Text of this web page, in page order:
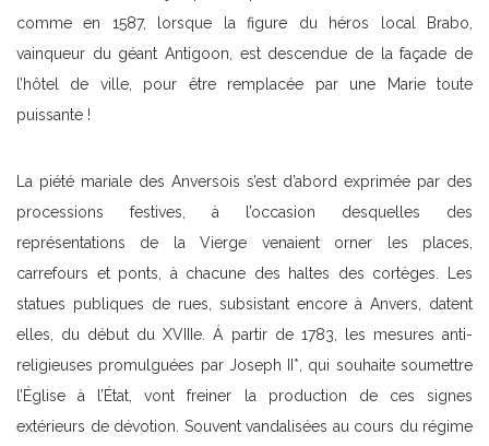
comme en 1587, lorsque la figure du héros local Brabo,
vainqueur du géant Antigoon, est descendue de la façade de
l’hôtel de ville, pour être remplacée par une Marie toute
puissante !
La piété mariale des Anversois s’est d’abord exprimée par des
processions festives, à l’occasion desquelles des
représentations de la Vierge venaient orner les places,
carrefours et ponts, à chacune des haltes des cortèges. Les
statues publiques de rues, subsistant encore à Anvers, datent
elles, du début du XVIIIe. Á partir de 1783, les mesures anti-
religieuses promulguées par Joseph II*, qui souhaite soumettre
l’Église à l’État, vont freiner la production de ces signes
extérieurs de dévotion. Souvent vandalisées au cours du régime